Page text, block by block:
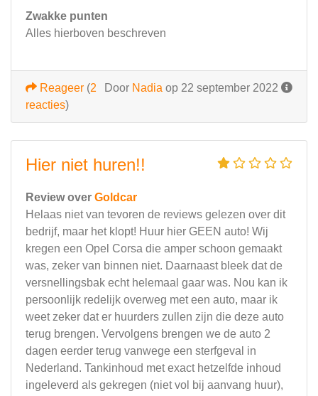
Zwakke punten
Alles hierboven beschreven
Door Nadia op 22 september 2022
Reageer (2
reacties)
Hier niet huren!!
Review over Goldcar
Helaas niet van tevoren de reviews gelezen over dit
bedrijf, maar het klopt! Huur hier GEEN auto! Wij
kregen een Opel Corsa die amper schoon gemaakt
was, zeker van binnen niet. Daarnaast bleek dat de
versnellingsbak echt helemaal gaar was. Nou kan ik
persoonlijk redelijk overweg met een auto, maar ik
weet zeker dat er huurders zullen zijn die deze auto
terug brengen. Vervolgens brengen we de auto 2
dagen eerder terug vanwege een sterfgeval in
Nederland. Tankinhoud met exact hetzelfde inhoud
ingeleverd als gekregen (niet vol bij aanvang huur),